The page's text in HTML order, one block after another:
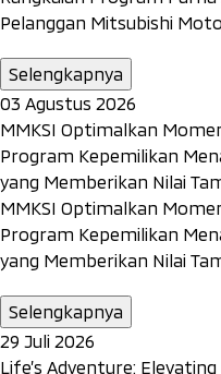
Pelanggan Mitsubishi
Selengkapnya
03 Agustus 2026
MMKSI Optimalkan
Program Kepemilikan
yang Memberikan Nilai
MMKSI Optimalkan
Program Kepemilikan
yang Memberikan Nilai
Selengkapnya
29 Juli 2026
Life’s Adventure: